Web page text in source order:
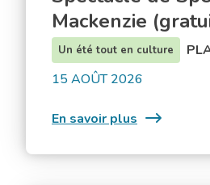
Mackenzie
Un été tout en culture
15 AOÛT 2026
En savoir plus
de